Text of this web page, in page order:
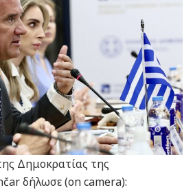
Δημοκρατίας της
δήλωσε (on camera):